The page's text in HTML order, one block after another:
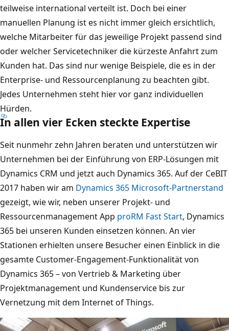
teilweise international verteilt ist. Doch bei einer
manuellen Planung ist es nicht immer gleich ersichtlich,
welche Mitarbeiter für das jeweilige Projekt passend sind
oder welcher Servicetechniker die kürzeste Anfahrt zum
Kunden hat. Das sind nur wenige Beispiele, die es in der
Enterprise- und Ressourcenplanung zu beachten gibt.
Jedes Unternehmen steht hier vor ganz individuellen
Hürden.
In allen vier Ecken steckte Expertise
Seit nunmehr zehn Jahren beraten und unterstützen wir
Unternehmen bei der Einführung von ERP-Lösungen mit
Dynamics CRM und jetzt auch Dynamics 365. Auf der CeBIT
2017 haben wir am Dynamics 365 Microsoft-Partnerstand
gezeigt, wie wir, neben unserer Projekt- und
Ressourcenmanagement App proRM Fast Start, Dynamics
365 bei unseren Kunden einsetzen können. An vier
Stationen erhielten unsere Besucher einen Einblick in die
gesamte Customer-Engagement-Funktionalität von
Dynamics 365 – von Vertrieb & Marketing über
Projektmanagement und Kundenservice bis zur
Vernetzung mit dem Internet of Things.